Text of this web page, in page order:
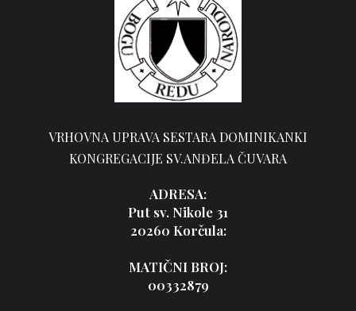
VRHOVNA UPRAVA SESTARA DOMINIKANKI
KONGREGACIJE SV.ANĐELA ČUVARA
ADRESA:
Put sv. Nikole 31
20260 Korčula:
MATIČNI BROJ:
00332879